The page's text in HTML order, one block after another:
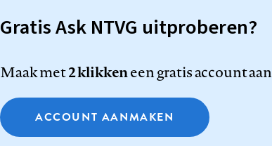
Gratis Ask NTVG uitproberen?
Maak met2 klikkeneen gratis account aan
ACCOUNT AANMAKEN